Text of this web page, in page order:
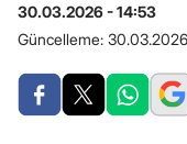
30.03.2026 - 14:53
Güncelleme: